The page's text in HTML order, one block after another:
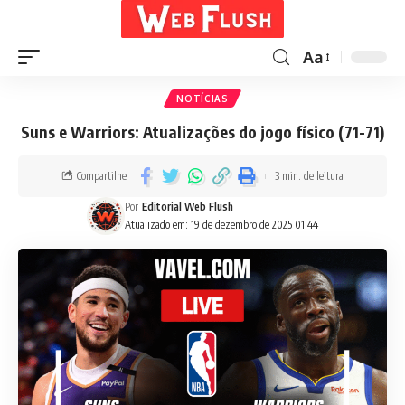
Aa
NOTÍCIAS
Suns e Warriors: Atualizações do jogo físico (71-71)
Atualizado em: 19 de dezembro de 2025 01:44
Por Editorial Web Flush
Compartilhe 3 min. de leitura